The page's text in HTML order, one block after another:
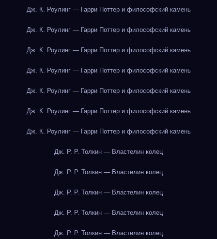
Дж. К. Роулинг — Гарри Поттер и философский камень
Дж. К. Роулинг — Гарри Поттер и философский камень
Дж. К. Роулинг — Гарри Поттер и философский камень
Дж. К. Роулинг — Гарри Поттер и философский камень
Дж. К. Роулинг — Гарри Поттер и философский камень
Дж. К. Роулинг — Гарри Поттер и философский камень
Дж. К. Роулинг — Гарри Поттер и философский камень
Дж. Р. Р. Толкин — Властелин колец
Дж. Р. Р. Толкин — Властелин колец
Дж. Р. Р. Толкин — Властелин колец
Дж. Р. Р. Толкин — Властелин колец
Дж. Р. Р. Толкин — Властелин колец